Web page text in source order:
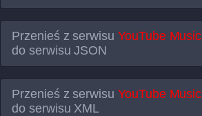
Przenieś z serwisu YouTube Music
do serwisuJSON
Przenieś z serwisu YouTube Music
do serwisu XML